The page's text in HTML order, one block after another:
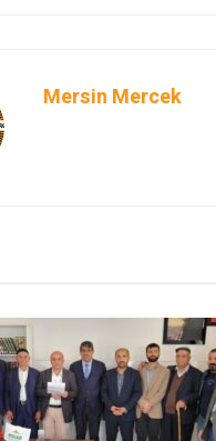
Mersin Mercek